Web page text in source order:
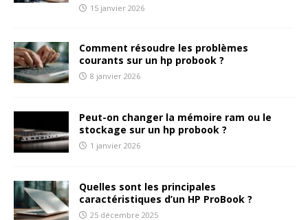
15 janvier 2026
Comment résoudre les problèmes
courants sur un hp probook ?
8 janvier 2026
Peut-on changer la mémoire ram ou le
stockage sur un hp probook ?
1 janvier 2026
Quelles sont les principales
caractéristiques d’un HP ProBook ?
25 décembre 2025